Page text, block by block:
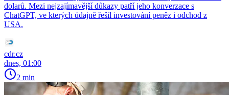
dolarů. Mezi nejzajímavější důkazy patří jeho konverzace s
ChatGPT, ve kterých údajně řešil investování peněz i odchod z
USA.
cdr.cz
dnes, 01:00
2 min